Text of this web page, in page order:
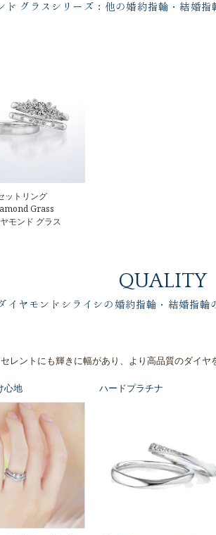
ド グラスシリーズ：他の婚約指輪・結婚指
ットリング
Grass
モンド グラス
QUALITY
イヤモンドシライシの婚約指輪・結婚指輪
レントにも輝きに幅があり、より高品質のダイ
心地 ハードプラチナ